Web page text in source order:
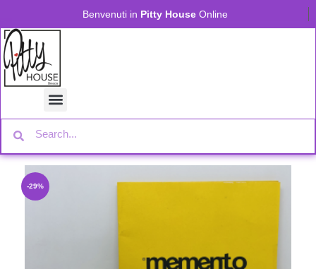
Benvenuti in Pitty House Online
-29%